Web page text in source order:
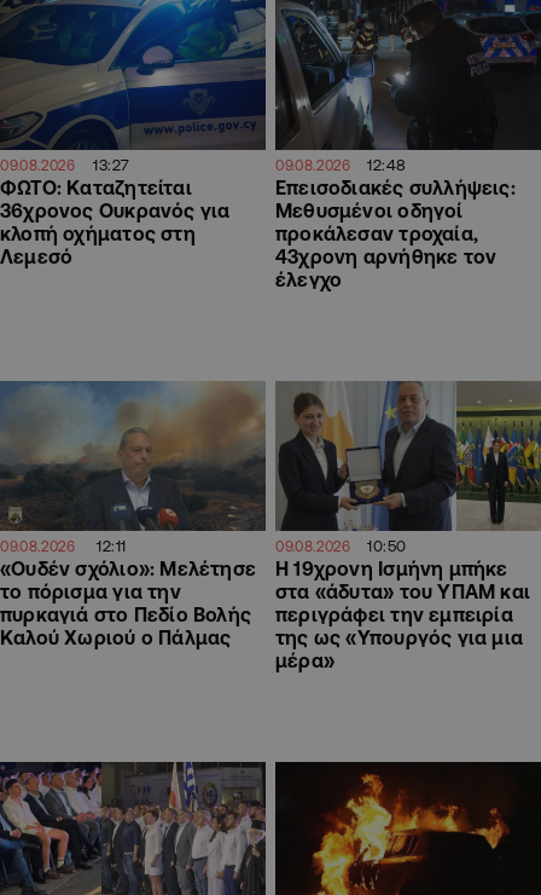
09.08.2026 13:27
ΦΩΤΟ: Καταζητείται
36χρονος Ουκρανός για
κλοπή οχήματος στη
Λεμεσό
09.08.2026 12:48
Επεισοδιακές συλλήψεις:
Μεθυσμένοι οδηγοί
προκάλεσαν τροχαία,
43χρονη αρνήθηκε τον
έλεγχο
09.08.2026 12:11
«Ουδέν σχόλιο»: Μελέτησε
το πόρισμα για την
πυρκαγιά στο Πεδίο Βολής
Καλού Χωριού ο Πάλμας
09.08.2026 10:50
Η 19χρονη Ισμήνη μπήκε
στα «άδυτα» του ΥΠΑΜ και
περιγράφει την εμπειρία
της ως «Υπουργός για μια
μέρα»